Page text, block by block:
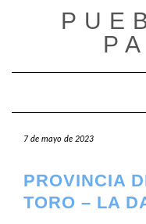
7 de mayo de 2023
PROVINCIA
TORO – LA